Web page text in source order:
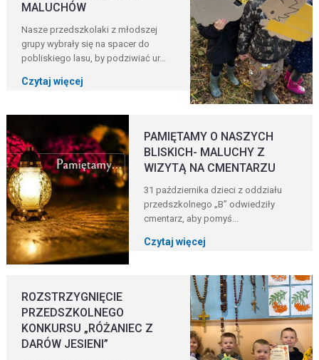
MALUCHÓW
Nasze przedszkolaki z młodszej
grupy wybrały się na spacer do
pobliskiego lasu, by podziwiać ur...
Czytaj więcej
PAMIĘTAMY O NASZYCH
BLISKICH- MALUCHY Z
WIZYTĄ NA CMENTARZU
31 października dzieci z oddziału
przedszkolnego „B” odwiedziły
cmentarz, aby pomyś...
Czytaj więcej
ROZSTRZYGNIĘCIE
PRZEDSZKOLNEGO
KONKURSU „RÓŻANIEC Z
DARÓW JESIENI”